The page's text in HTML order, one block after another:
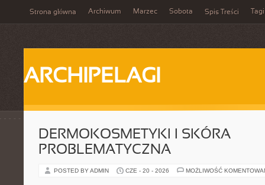
Strona główna Archiwum Marzec Sobota Spis Treści Tagi
ARCHIPELAGI
DERMOKOSMETYKI I SKÓRA
PROBLEMATYCZNA
POSTED BY ADMIN CZE - 20 - 2026 MOŻLIWOŚĆ